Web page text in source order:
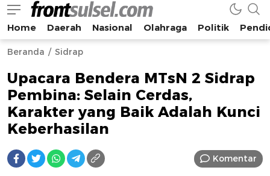
Frontsulsel.com
Terdepan Mengabarkan dari Sulawesi Selatan
Home Daerah Nasional Olahraga Politik
Beranda Sidrap
Upacara Bendera MTsN 2 Sidrap
Pembina: Selain Cerdas,
Karakter yang Baik Adalah Kunci
Keberhasilan
Komentar